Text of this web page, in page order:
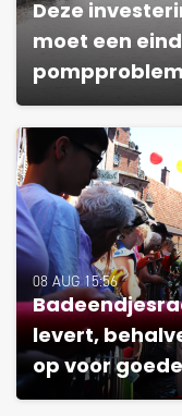
Deze
moet een
08 AUG 15:56
levert,
op voor